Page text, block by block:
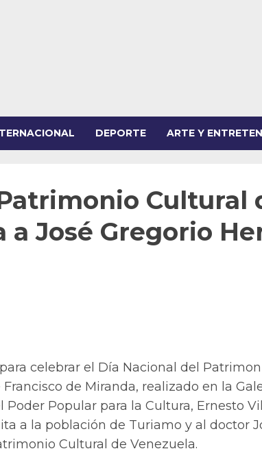
DEPORTE ARTE Y
Cultural
a José Gregorio
celebrar el Día Nacional del
de Miranda, realizado en la
Poder Popular para la Cultura, Ernesto
a la población de Turiamo y al doctor
Cultural de Venezuela.